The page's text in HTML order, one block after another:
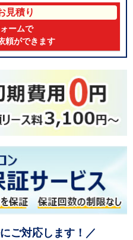
見積り
ームで
頼ができます
ご対応します！／